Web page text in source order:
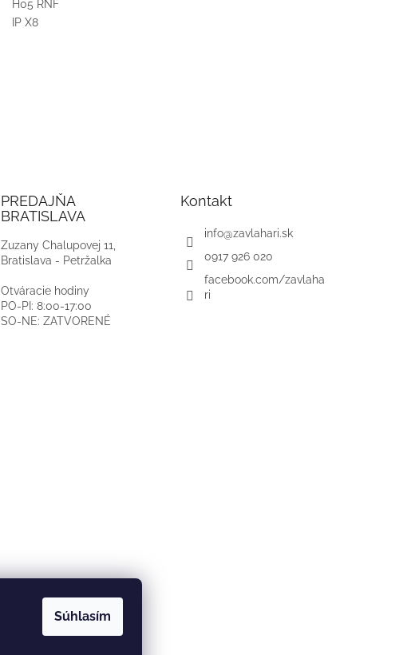
Súhlasím
H05 RNF
IP X8
PREDAJŇA
BRATISLAVA
Zuzany Chalupovej 11,
Bratislava - Petržalka
Otváracie hodiny
PO-PI: 8:00-17:00
SO-NE: ZATVORENÉ
Kontakt
info@zavlahari.sk
0917 926 020
facebook.com/zavlaha
ri